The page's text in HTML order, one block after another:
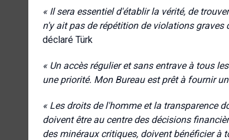
« Il sera essentiel d'établir la vérité, de
n'y ait pas de répétition de violations
déclaré Türk
« Un accès régulier et sans entrave à tous
une priorité. Mon Bureau est prêt à fournir
« Les droits de l'homme et la transparence
doivent être au centre des décisions
des minéraux critiques, doivent bénéficier à